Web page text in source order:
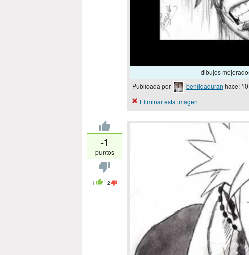
dibujos
Publicada por benildaduran hace:
Eliminar esta imagen
-1
puntos
1 2